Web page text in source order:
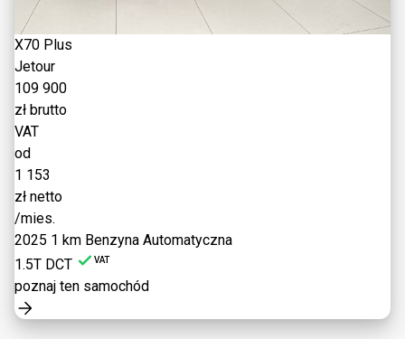
X70 Plus
Jetour
109 900
zł brutto
VAT
od
1 153
zł netto
/mies.
2025 1 km Benzyna Automatyczna
1.5T DCT
VAT
poznaj ten samochód